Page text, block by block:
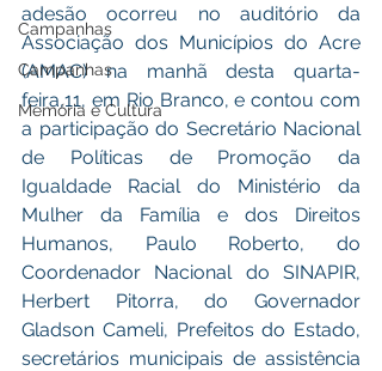
Campanhas
Campanhas
Memória e Cultura
adesão ocorreu no auditório da
Associação dos Municípios do Acre
(AMAC) na manhã desta quarta-
feira,11, em Rio Branco, e contou com
a participação do Secretário Nacional
de Políticas de Promoção da
Igualdade Racial do Ministério da
Mulher da Família e dos Direitos
Humanos, Paulo Roberto, do
Coordenador Nacional do SINAPIR,
Herbert Pitorra, do Governador
Gladson Cameli, Prefeitos do Estado,
secretários municipais de assistência